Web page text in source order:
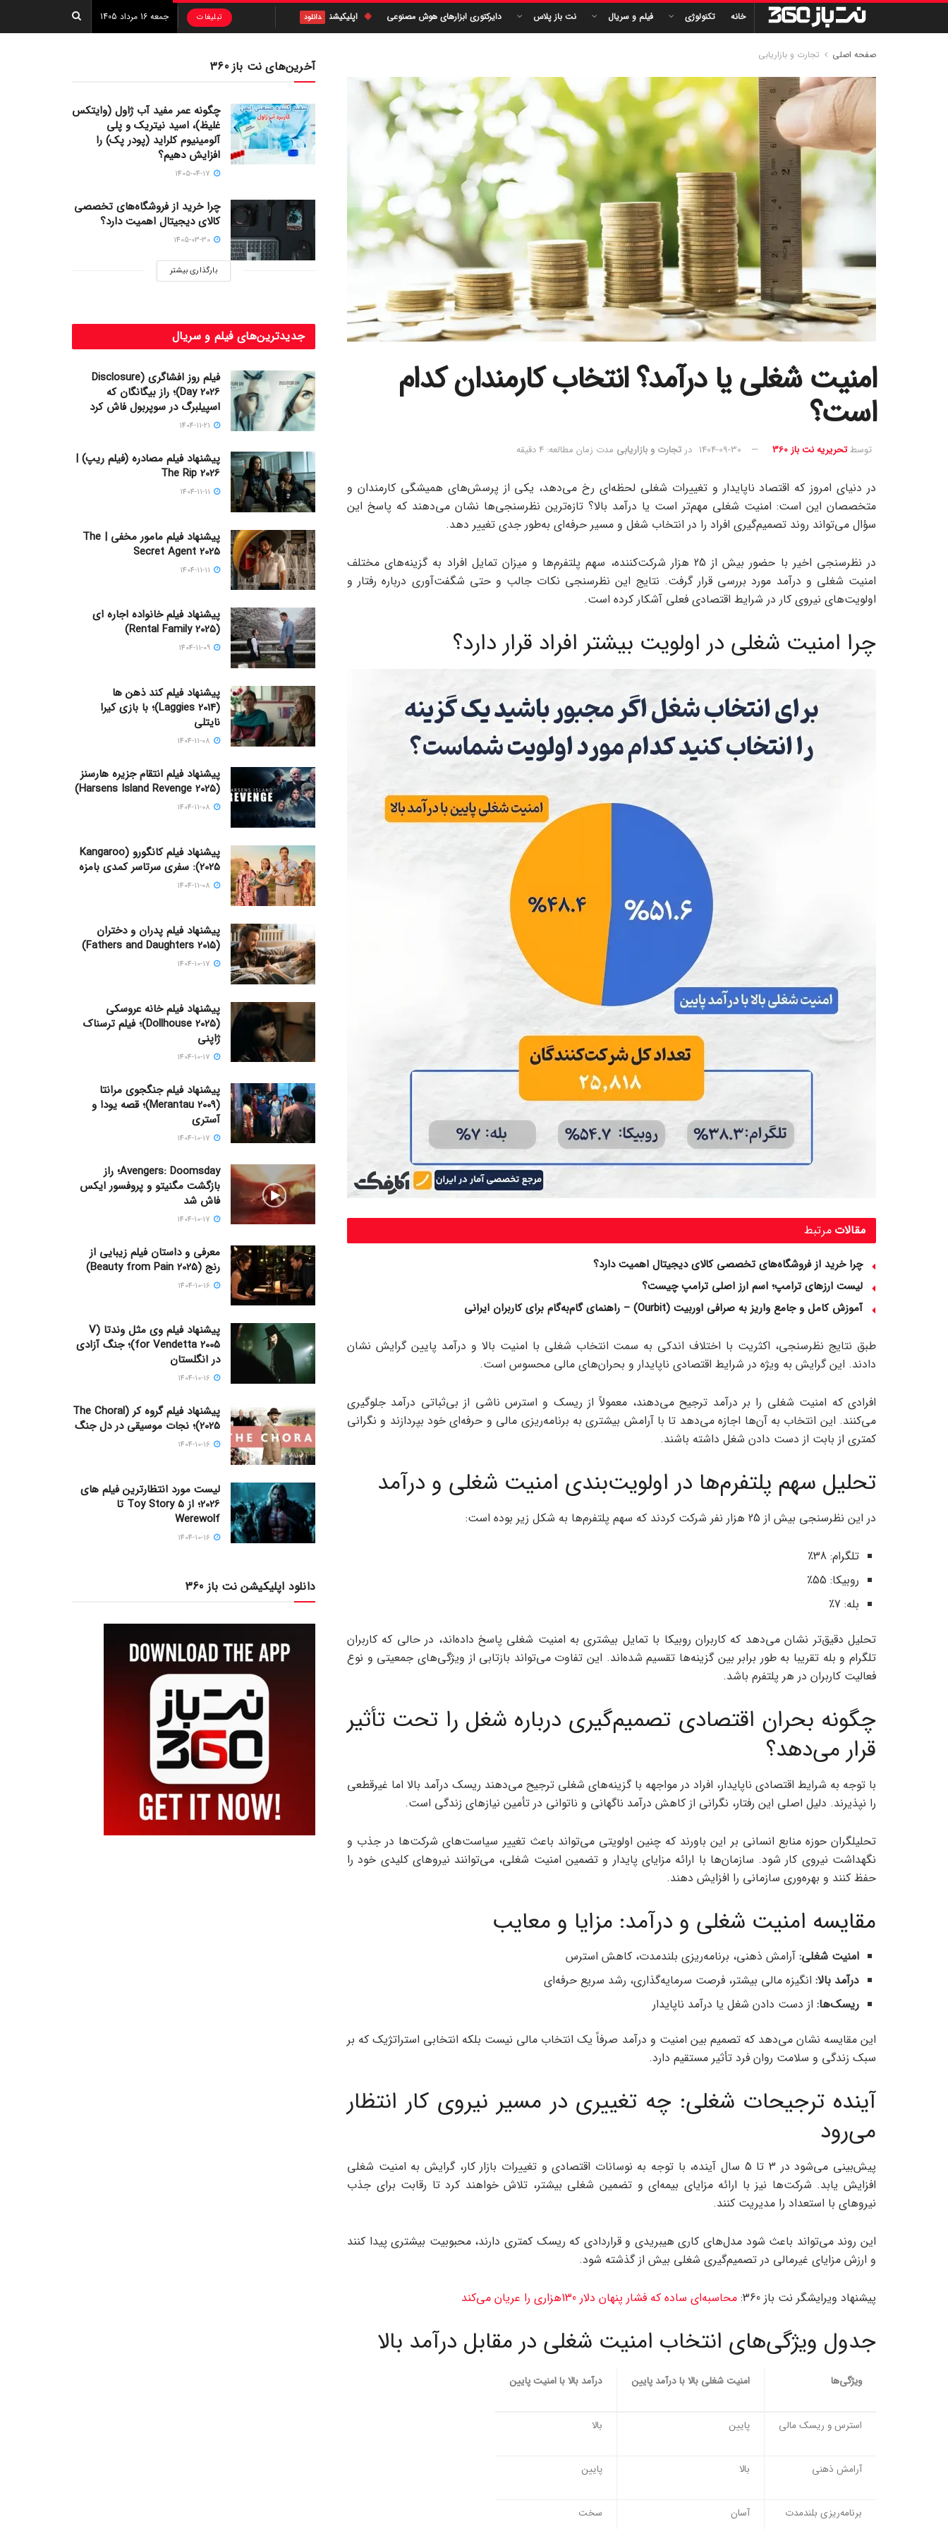
خانه تکنولوژی فیلم و سریال نت باز پلاس دایرکتوری ابزارهای هوش مصنوعی اپلیکیشن دانلود تبلیغات جمعه 16 مرداد 1405
صفحه اصلی تجارت و بازاریابی
امنیت شغلی یا درآمد؟ انتخاب کارمندان کدام
است؟
توسطتحریریه نت باز 360 1404-09-30 در تجارت و بازاریابی مدت زمان مطالعه: 4 دقیقه
در دنیای امروز که اقتصاد ناپایدار و تغییرات شغلی لحظه‌ای رخ می‌دهد، یکی از پرسش‌های همیشگی کارمندان و
متخصصان این است: امنیت شغلی مهم‌تر است یا درآمد بالا؟ تازه‌ترین نظرسنجی‌ها نشان می‌دهند که پاسخ این
سؤال می‌تواند روند تصمیم‌گیری افراد را در انتخاب شغل و مسیر حرفه‌ای به‌طور جدی تغییر دهد.
در نظرسنجی اخیر با حضور بیش از 25 هزار شرکت‌کننده، سهم پلتفرم‌ها و میزان تمایل افراد به گزینه‌های مختلف
امنیت شغلی و درآمد مورد بررسی قرار گرفت. نتایج این نظرسنجی نکات جالب و حتی شگفت‌آوری درباره رفتار و
اولویت‌های نیروی کار در شرایط اقتصادی فعلی آشکار کرده است.
چرا امنیت شغلی در اولویت بیشتر افراد قرار دارد؟
مرتبط مقالات
چرا خرید از فروشگاه‌های تخصصی کالای دیجیتال اهمیت دارد؟
لیست ارزهای ترامپ؛ اسم ارز اصلی ترامپ چیست؟
آموزش کامل و جامع واریز به صرافی اوربیت (Ourbit) – راهنمای گام‌به‌گام برای کاربران ایرانی
طبق نتایج نظرسنجی، اکثریت با اختلاف اندکی به سمت انتخاب شغلی با امنیت بالا و درآمد پایین گرایش نشان
دادند. این گرایش به ویژه در شرایط اقتصادی ناپایدار و بحران‌های مالی محسوس است.
افرادی که امنیت شغلی را بر درآمد ترجیح می‌دهند، معمولاً از ریسک و استرس ناشی از بی‌ثباتی درآمد جلوگیری
می‌کنند. این انتخاب به آن‌ها اجازه می‌دهد تا با آرامش بیشتری به برنامه‌ریزی مالی و حرفه‌ای خود بپردازند و نگرانی
کمتری از بابت از دست دادن شغل داشته باشند.
تحلیل سهم پلتفرم‌ها در اولویت‌بندی امنیت شغلی و درآمد
در این نظرسنجی بیش از 25 هزار نفر شرکت کردند که سهم پلتفرم‌ها به شکل زیر بوده است:
تلگرام: 38٪
روبیکا: 55٪
بله: 7٪
تحلیل دقیق‌تر نشان می‌دهد که کاربران روبیکا با تمایل بیشتری به امنیت شغلی پاسخ داده‌اند، در حالی که کاربران
تلگرام و بله تقریبا به طور برابر بین گزینه‌ها تقسیم شده‌اند. این تفاوت می‌تواند بازتابی از ویژگی‌های جمعیتی و نوع
فعالیت کاربران در هر پلتفرم باشد.
چگونه بحران اقتصادی تصمیم‌گیری درباره شغل را تحت تأثیر
قرار می‌دهد؟
با توجه به شرایط اقتصادی ناپایدار، افراد در مواجهه با گزینه‌های شغلی ترجیح می‌دهند ریسک درآمد بالا اما غیرقطعی
را نپذیرند. دلیل اصلی این رفتار، نگرانی از کاهش درآمد ناگهانی و ناتوانی در تأمین نیازهای زندگی است.
تحلیلگران حوزه منابع انسانی بر این باورند که چنین اولویتی می‌تواند باعث تغییر سیاست‌های شرکت‌ها در جذب و
نگهداشت نیروی کار شود. سازمان‌ها با ارائه مزایای پایدار و تضمین امنیت شغلی، می‌توانند نیروهای کلیدی خود را
حفظ کنند و بهره‌وری سازمانی را افزایش دهند.
مقایسه امنیت شغلی و درآمد: مزایا و معایب
امنیت شغلی: آرامش ذهنی، برنامه‌ریزی بلندمدت، کاهش استرس
درآمد بالا: انگیزه مالی بیشتر، فرصت سرمایه‌گذاری، رشد سریع حرفه‌ای
ریسک‌ها: از دست دادن شغل یا درآمد ناپایدار
این مقایسه نشان می‌دهد که تصمیم بین امنیت و درآمد صرفاً یک انتخاب مالی نیست بلکه انتخابی استراتژیک که بر
سبک زندگی و سلامت روان فرد تأثیر مستقیم دارد.
آینده ترجیحات شغلی: چه تغییری در مسیر نیروی کار انتظار
می‌رود
پیش‌بینی می‌شود در 3 تا 5 سال آینده، با توجه به نوسانات اقتصادی و تغییرات بازار کار، گرایش به امنیت شغلی
افزایش یابد. شرکت‌ها نیز با ارائه مزایای بیمه‌ای و تضمین شغلی بیشتر، تلاش خواهند کرد تا رقابت برای جذب
نیروهای با استعداد را مدیریت کنند.
این روند می‌تواند باعث شود مدل‌های کاری هیبریدی و قراردادی که ریسک کمتری دارند، محبوبیت بیشتری پیدا کنند
و ارزش مزایای غیرمالی در تصمیم‌گیری شغلی بیش از گذشته شود.
پیشنهاد ویرایشگر نت باز 360: محاسبه‌ای ساده که فشار پنهان دلار 130هزاری را عریان می‌کند
جدول ویژگی‌های انتخاب امنیت شغلی در مقابل درآمد بالا
ویژگی‌ها امنیت شغلی بالا با درآمد پایین درآمد بالا با امنیت پایین
استرس و ریسک مالی پایین بالا
آرامش ذهنی بالا پایین
برنامه‌ریزی بلندمدت آسان سخت
آخرین‌های نت باز 360
چگونه عمر مفید آب ژاول (وایتکس
غلیظ)، اسید نیتریک و پلی
آلومینیوم کلراید (پودر پک) را
افزایش دهیم؟
چرا خرید از فروشگاه‌های تخصصی
کالای دیجیتال اهمیت دارد؟
بارگذاری بیشتر
جدیدترین‌های فیلم و سریال
فیلم روز افشاگری (Disclosure
Day 2026)؛ راز بیگانگان که
اسپیلبرگ در سوپربول فاش کرد
پیشنهاد فیلم مصادره (فیلم ریپ) |
The Rip 2026
پیشنهاد فیلم مامور مخفی | The
Secret Agent 2025
پیشنهاد فیلم خانواده اجاره‌ ای
(Rental Family 2025)
پیشنهاد فیلم کند ذهن ها
(Laggies 2014)؛ با بازی کیرا
نایتلی
پیشنهاد فیلم انتقام جزیره هارسنز
(Harsens Island Revenge 2025)
پیشنهاد فیلم کانگورو (Kangaroo
2025): سفری سرتاسر کمدی بامزه
پیشنهاد فیلم پدران و دختران
(Fathers and Daughters 2015)
پیشنهاد فیلم خانه عروسکی
(Dollhouse 2025)؛ فیلم ترسناک
ژاپنی
پیشنهاد فیلم جنگجوی مرانتا
(Merantau 2009)؛ قصه یودا و
آستری
Avengers: Doomsday؛ راز
بازگشت مگنیتو و پروفسور ایکس
فاش شد
معرفی و داستان فیلم زیبایی از
رنج (Beauty from Pain 2025)
پیشنهاد فیلم وی مثل وندتا (V
for Vendetta 2005)؛ جنگ آزادی
در انگلستان
پیشنهاد فیلم گروه کر (The Choral
2025)؛ نجات موسیقی در دل جنگ
لیست مورد انتظارترین فیلم های
2026؛ از Toy Story 5 تا
Werewolf
دانلود اپلیکیشن نت باز 360